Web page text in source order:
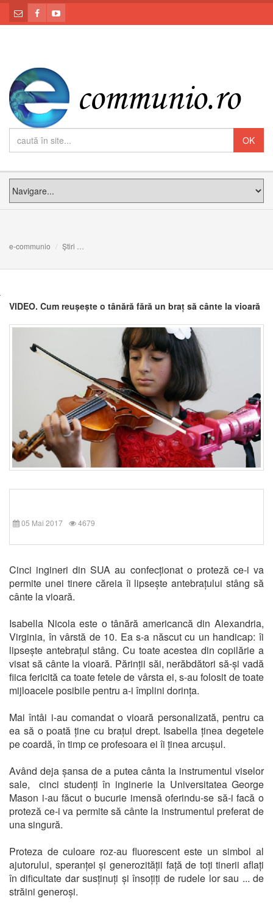
e-communio Știri
VIDEO. Cum reușește o tânără fără un braț să cânte la vioară
05 Mai 2017 4679
Cinci ingineri din SUA au confecționat o proteză ce-i va
permite unei tinere căreia îi lipsește antebrațului stâng să
cânte la vioară.
Isabella Nicola este o tânără americancă din Alexandria,
Virginia, în vârstă de 10. Ea s-a născut cu un handicap: îi
lipsește antebrațul stâng. Cu toate acestea din copilărie a
visat să cânte la vioară. Părinții săi, nerăbdători să-și vadă
fiica fericită ca toate fetele de vârsta ei, s-au folosit de toate
mijloacele posibile pentru a-i împlini dorința.
Mai întâi i-au comandat o vioară personalizată, pentru ca
ea să o poată ține cu brațul drept. Isabella ținea degetele
pe coardă, în timp ce profesoara ei îi ținea arcușul.
Având deja șansa de a putea cânta la instrumentul viselor
sale, cinci studenți în inginerie la Universitatea George
Mason i-au făcut o bucurie imensă oferindu-se să-i facă o
proteză ce-i va permite să cânte la instrumentul preferat de
una singură.
Proteza de culoare roz-au fluorescent este un simbol al
ajutorului, speranței și generozității față de toți tinerii aflați
în dificultate dar susținuți și însoțiți de rudele lor sau ... de
străini generoși.